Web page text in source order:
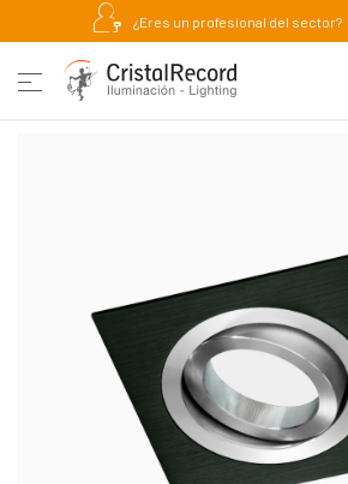
¿Eres un profesional del sector?